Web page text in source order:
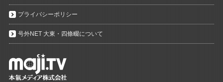
プライバシーポリシー
号外NET 大東・四條畷について